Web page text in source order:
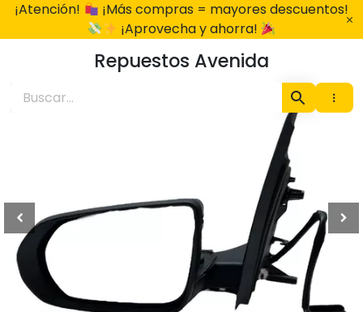
¡Atención!
¡Más compras = mayores descuentos!
¡Aprovecha y ahorra!
Repuestos Avenida